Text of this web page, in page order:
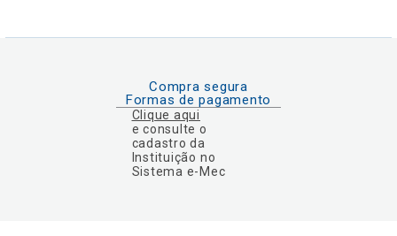
Compra segura
Formas de pagamento
Clique aqui
e consulte o
cadastro da
Instituição no
Sistema e-Mec